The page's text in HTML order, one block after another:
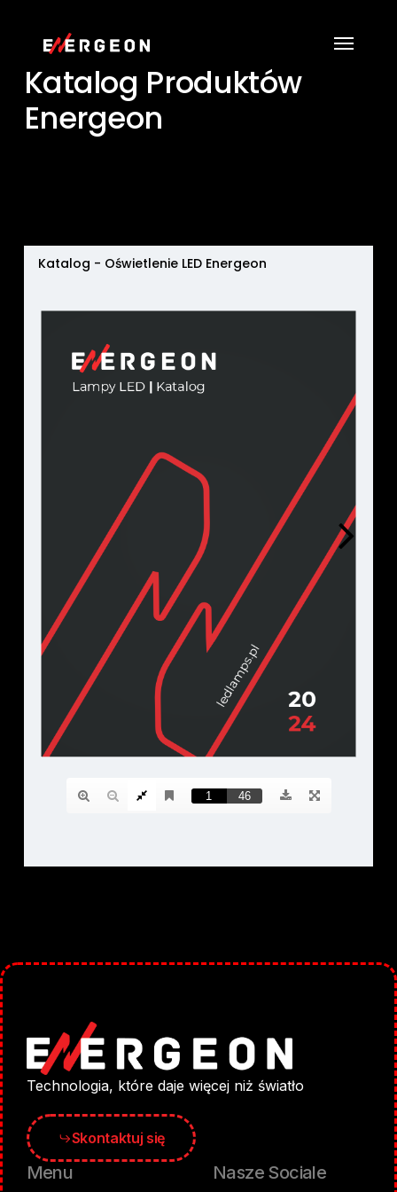
content
Menu
Katalog Produktów
Energeon
Technologia, które daje więcej niż światło
Skontaktuj się
Menu Nasze Sociale